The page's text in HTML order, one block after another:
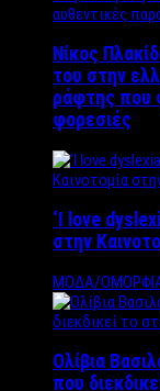
Νίκος
του στην
ράφτης που
φορεσιές
‘Ι love
στην
ΜΟΔΑ/
Ολίβια
που